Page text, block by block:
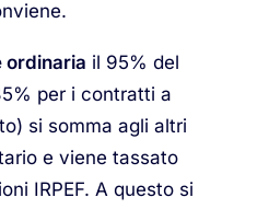
ordinaria il 95% del
per i contratti a
si somma agli altri
e viene tassato
IRPEF. A questo si